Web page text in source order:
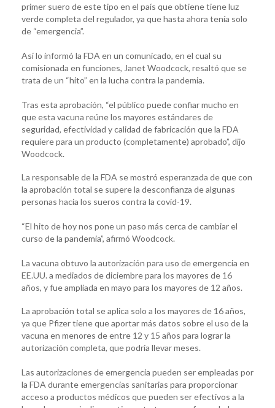
primer suero de este tipo en el país que obtiene tiene luz
verde completa del regulador, ya que hasta ahora tenía solo
de “emergencia”.
Así lo informó la FDA en un comunicado, en el cual su
comisionada en funciones, Janet Woodcock, resaltó que se
trata de un “hito” en la lucha contra la pandemia.
Tras esta aprobación, “el público puede confiar mucho en
que esta vacuna reúne los mayores estándares de
seguridad, efectividad y calidad de fabricación que la FDA
requiere para un producto (completamente) aprobado”, dijo
Woodcock.
La responsable de la FDA se mostró esperanzada de que con
la aprobación total se supere la desconfianza de algunas
personas hacia los sueros contra la covid-19.
“El hito de hoy nos pone un paso más cerca de cambiar el
curso de la pandemia”, afirmó Woodcock.
La vacuna obtuvo la autorización para uso de emergencia en
EE.UU. a mediados de diciembre para los mayores de 16
años, y fue ampliada en mayo para los mayores de 12 años.
La aprobación total se aplica solo a los mayores de 16 años,
ya que Pfizer tiene que aportar más datos sobre el uso de la
vacuna en menores de entre 12 y 15 años para lograr la
autorización completa, que podría llevar meses.
Las autorizaciones de emergencia pueden ser empleadas por
la FDA durante emergencias sanitarias para proporcionar
acceso a productos médicos que pueden ser efectivos a la